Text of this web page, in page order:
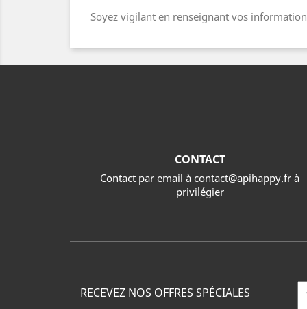
Soyez vigilant en renseignant vos
CONTACT
Contact par email à contact@apihappy.fr à
privilégier
RECEVEZ NOS OFFRES SPÉCIALES